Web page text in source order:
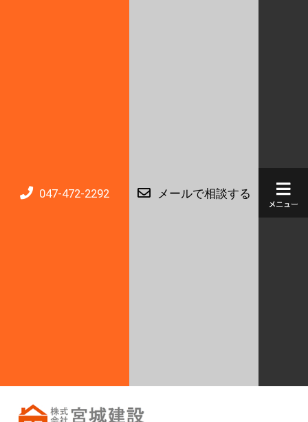
047-472-2292 メールで相談する